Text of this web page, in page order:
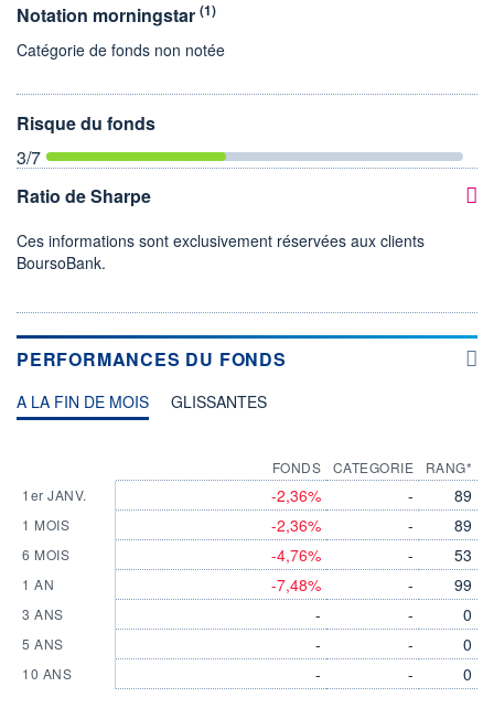
Notation morningstar (1)
Catégorie de fonds non notée
Risque du fonds
3/7
Ratio de Sharpe
Ces informations sont exclusivement réservées aux clients
BoursoBank.
PERFORMANCES DU FONDS
A LA FIN DE MOIS GLISSANTES
1er JANV.
1 MOIS
6 MOIS
1 AN
3 ANS
5 ANS
10 ANS
FONDS
-2,36%
-2,36%
-4,76%
-7,48%
-
-
-
CATEGORIE
-
-
-
-
-
-
-
RANG*
89
89
53
99
0
0
0